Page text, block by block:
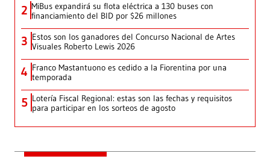
2 MiBus expandirá su flota eléctrica a 130 buses con
financiamiento del BID por $26 millones
3 Estos son los ganadores del Concurso Nacional de Artes
Visuales Roberto Lewis 2026
4 Franco Mastantuono es cedido a la Fiorentina por una
temporada
5 Lotería Fiscal Regional: estas son las fechas y requisitos
para participar en los sorteos de agosto